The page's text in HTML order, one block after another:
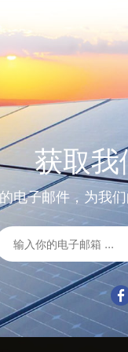
获取我
电子邮件，为我